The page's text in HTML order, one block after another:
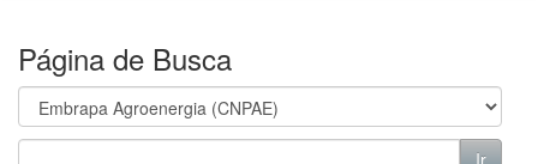
Página de Busca